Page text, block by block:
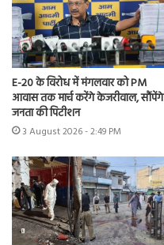
E-20 के विरोध में मंगलवार को PM
आवास तक मार्च करेंगे केजरीवाल, सौंपेंगे
जनता की पिटीशन
3 August 2026 - 2:49 PM